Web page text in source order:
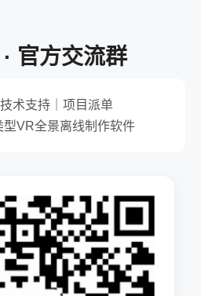
官方交流群
术支持｜项目派单
型VR全景离线制作软件